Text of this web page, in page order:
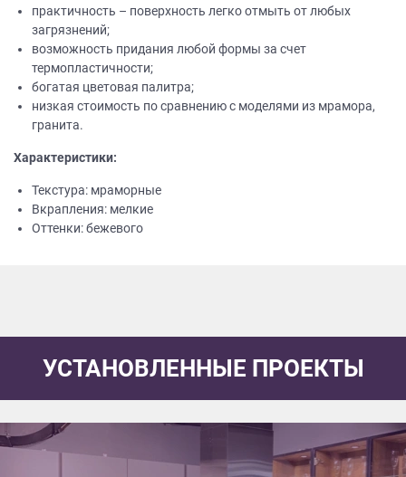
практичность – поверхность легко отмыть от любых
загрязнений;
возможность придания любой формы за счет
термопластичности;
богатая цветовая палитра;
низкая стоимость по сравнению с моделями из мрамора,
гранита.
Характеристики:
Текстура: мраморные
Вкрапления: мелкие
Оттенки: бежевого
УСТАНОВЛЕННЫЕ ПРОЕКТЫ